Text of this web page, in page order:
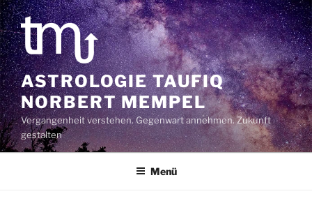
Zum
Inhalt
springen
ASTROLOGIE TAUFIQ
NORBERT MEMPEL
Vergangenheit verstehen. Gegenwart annehmen. Zukunft
gestalten
Menü